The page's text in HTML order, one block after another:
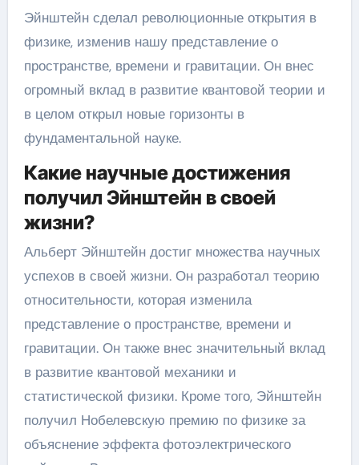
Эйнштейн сделал революционные открытия в
физике, изменив нашу представление о
пространстве, времени и гравитации. Он внес
огромный вклад в развитие квантовой теории и
в целом открыл новые горизонты в
фундаментальной науке.
Какие научные достижения
получил Эйнштейн в своей
жизни?
Альберт Эйнштейн достиг множества научных
успехов в своей жизни. Он разработал теорию
относительности, которая изменила
представление о пространстве, времени и
гравитации. Он также внес значительный вклад
в развитие квантовой механики и
статистической физики. Кроме того, Эйнштейн
получил Нобелевскую премию по физике за
объяснение эффекта фотоэлектрического